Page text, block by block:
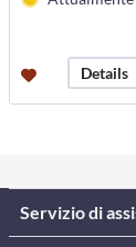
Details
Servizio di